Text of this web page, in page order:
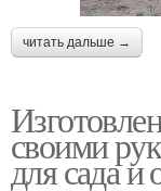
читать дальше →
своими
для сада и